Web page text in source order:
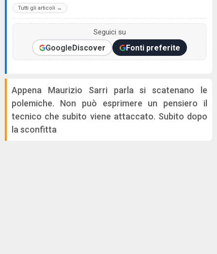
Tutti gli articoli →
Seguici su
GoogleDiscover Fonti preferite
Appena Maurizio Sarri parla si scatenano le
polemiche. Non può esprimere un pensiero il
tecnico che subito viene attaccato. Subito dopo
la sconfitta